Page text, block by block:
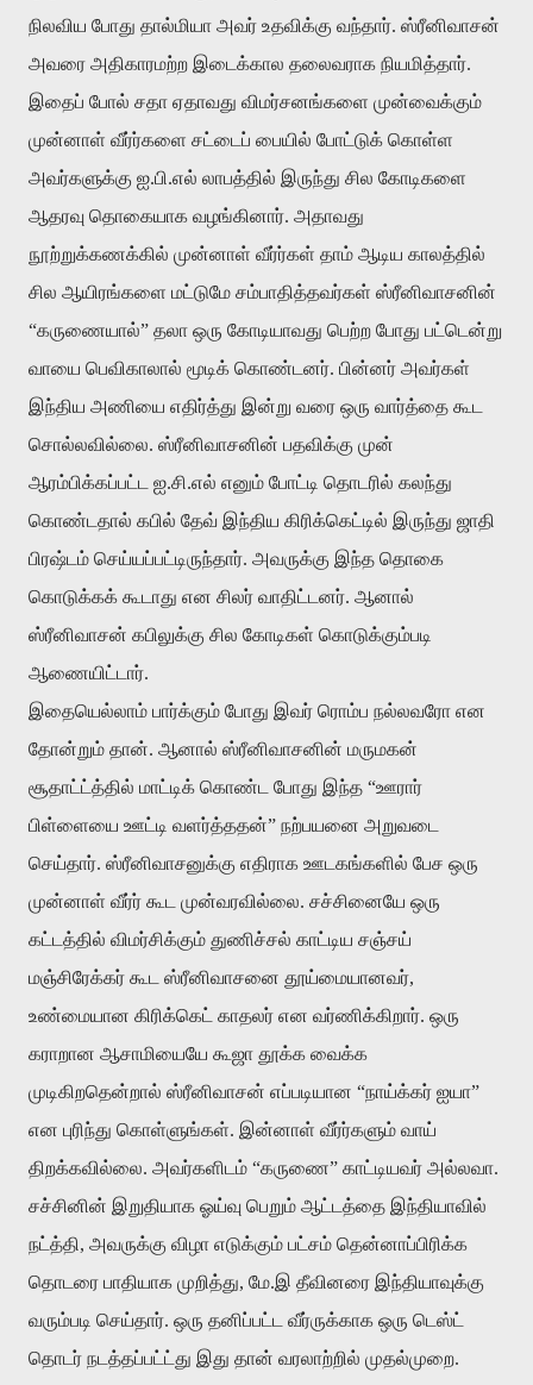
நிலவிய போது தால்மியா அவர் உதவிக்கு வந்தார். ஸ்ரீனிவாசன்
அவரை அதிகாரமற்ற இடைக்கால தலைவராக நியமித்தார்.
இதைப் போல் சதா ஏதாவது விமர்சனங்களை முன்வைக்கும்
முன்னாள் வீர்ர்களை சட்டைப் பையில் போட்டுக் கொள்ள
அவர்களுக்கு ஐ.பி.எல் லாபத்தில் இருந்து சில கோடிகளை
ஆதரவு தொகையாக வழங்கினார். அதாவது
நூற்றுக்கணக்கில் முன்னாள் வீர்ர்கள் தாம் ஆடிய காலத்தில்
சில ஆயிரங்களை மட்டுமே சம்பாதித்தவர்கள் ஸ்ரீனிவாசனின்
“கருணையால்” தலா ஒரு கோடியாவது பெற்ற போது பட்டென்று
வாயை பெவிகாலால் மூடிக் கொண்டனர். பின்னர் அவர்கள்
இந்திய அணியை எதிர்த்து இன்று வரை ஒரு வார்த்தை கூட
சொல்லவில்லை. ஸ்ரீனிவாசனின் பதவிக்கு முன்
ஆரம்பிக்கப்பட்ட ஐ.சி.எல் எனும் போட்டி தொடரில் கலந்து
கொண்டதால் கபில் தேவ் இந்திய கிரிக்கெட்டில் இருந்து ஜாதி
பிரஷ்டம் செய்யப்பட்டிருந்தார். அவருக்கு இந்த தொகை
கொடுக்கக் கூடாது என சிலர் வாதிட்டனர். ஆனால்
ஸ்ரீனிவாசன் கபிலுக்கு சில கோடிகள் கொடுக்கும்படி
ஆணையிட்டார்.
இதையெல்லாம் பார்க்கும் போது இவர் ரொம்ப நல்லவரோ என
தோன்றும் தான். ஆனால் ஸ்ரீனிவாசனின் மருமகன்
சூதாட்ட்த்தில் மாட்டிக் கொண்ட போது இந்த “ஊரார்
பிள்ளையை ஊட்டி வளர்த்ததன்” நற்பயனை அறுவடை
செய்தார். ஸ்ரீனிவாசனுக்கு எதிராக ஊடகங்களில் பேச ஒரு
முன்னாள் வீர்ர் கூட முன்வரவில்லை. சச்சினையே ஒரு
கட்டத்தில் விமர்சிக்கும் துணிச்சல் காட்டிய சஞ்சய்
மஞ்சிரேக்கர் கூட ஸ்ரீனிவாசனை தூய்மையானவர்,
உண்மையான கிரிக்கெட் காதலர் என வர்ணிக்கிறார். ஒரு
கராறான ஆசாமியையே கூஜா தூக்க வைக்க
முடிகிறதென்றால் ஸ்ரீனிவாசன் எப்படியான “நாய்க்கர் ஐயா”
என புரிந்து கொள்ளுங்கள். இன்னாள் வீர்ர்களும் வாய்
திறக்கவில்லை. அவர்களிடம் “கருணை” காட்டியவர் அல்லவா.
சச்சினின் இறுதியாக ஓய்வு பெறும் ஆட்டத்தை இந்தியாவில்
நட்த்தி, அவருக்கு விழா எடுக்கும் பட்சம் தென்னாப்பிரிக்க
தொடரை பாதியாக முறித்து, மே.இ தீவினரை இந்தியாவுக்கு
வரும்படி செய்தார். ஒரு தனிப்பட்ட வீர்ருக்காக ஒரு டெஸ்ட்
தொடர் நடத்தப்பட்ட்து இது தான் வரலாற்றில் முதல்முறை.